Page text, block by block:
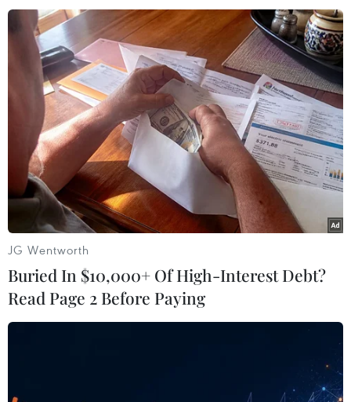
Theo dõi VietnamPlus
TIN LIÊN QUAN
JG Wentworth
Buried In $10,000+ Of High-Interest Debt?
Read Page 2 Before Paying